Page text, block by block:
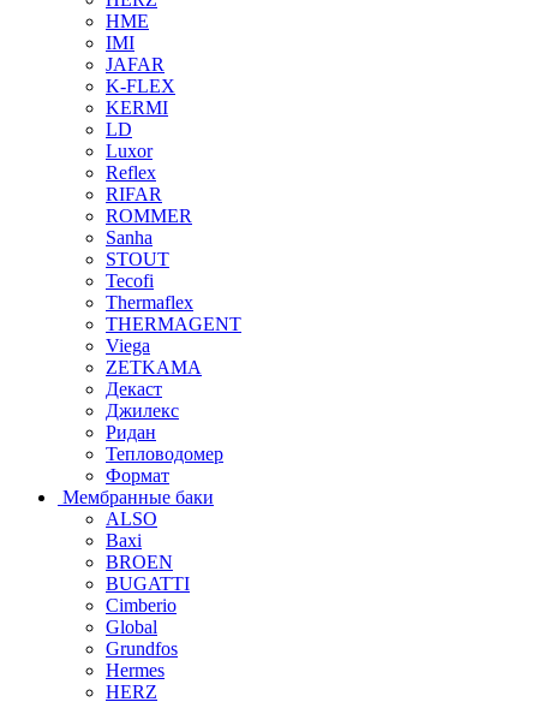
HME
IMI
JAFAR
K-FLEX
KERMI
LD
Luxor
Reflex
RIFAR
ROMMER
Sanha
STOUT
Tecofi
Thermaflex
THERMAGENT
Viega
ZETKAMA
Декаст
Джилекс
Ридан
Тепловодомер
Формат
Мембранные баки
ALSO
Baxi
BROEN
BUGATTI
Cimberio
Global
Grundfos
Hermes
HERZ